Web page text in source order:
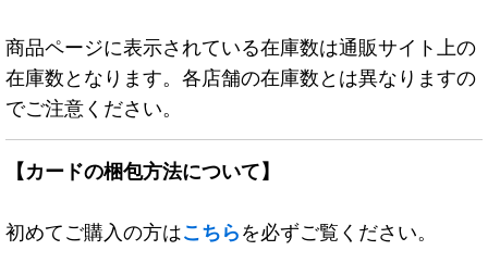
商品ページに表示されている在庫数は通販サイト上の
在庫数となります。各店舗の在庫数とは異なりますの
でご注意ください。
【カードの梱包方法について】
初めてご購入の方はこちらを必ずご覧ください。